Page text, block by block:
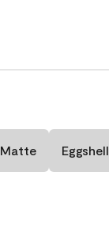
Matte Eggshell